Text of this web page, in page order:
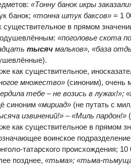
«Тонну банок икры
банок; «тонна штук баксов» = 1
существительное в прямом
«поголовье скота
тысяч мальков», «база
как существительное,
множество» (синоним), очень
тебе – не возись в лужах!»;
синоним «мириад» (не путать с
извинений!» – «Миль пардон!»
как существительное в прямом
воинское
татарского происхождения;
позднее, «тьма»; «тьма-